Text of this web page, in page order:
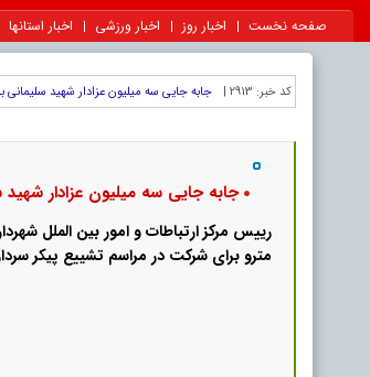
صفحه نخست اخبار روز اخبار ورزشی اخبار استانها
کد خبر: 2913 | جابه جایی سه میلیون عزادار شهید سلیمانی
جابه جایی سه میلیون عزادار شهید
مترو برای شرکت در مراسم تشییع پیکر